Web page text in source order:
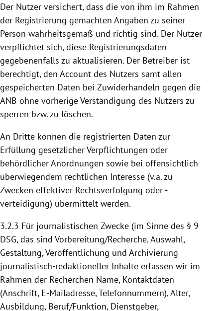
Der Nutzer versichert, dass die von ihm im Rahmen
der Registrierung gemachten Angaben zu seiner
Person wahrheitsgemäß und richtig sind. Der Nutzer
verpflichtet sich, diese Registrierungsdaten
gegebenenfalls zu aktualisieren. Der Betreiber ist
berechtigt, den Account des Nutzers samt allen
gespeicherten Daten bei Zuwiderhandeln gegen die
ANB ohne vorherige Verständigung des Nutzers zu
sperren bzw. zu löschen.
An Dritte können die registrierten Daten zur
Erfüllung gesetzlicher Verpflichtungen oder
behördlicher Anordnungen sowie bei offensichtlich
überwiegendem rechtlichen Interesse (v.a. zu
Zwecken effektiver Rechtsverfolgung oder -
verteidigung) übermittelt werden.
3.2.3 Für journalistischen Zwecke (im Sinne des § 9
DSG, das sind Vorbereitung/Recherche, Auswahl,
Gestaltung, Veröffentlichung und Archivierung
journalistisch-redaktioneller Inhalte erfassen wir im
Rahmen der Recherchen Name, Kontaktdaten
(Anschrift, E-Mailadresse, Telefonnummern), Alter,
Ausbildung, Beruf/Funktion, Dienstgeber,